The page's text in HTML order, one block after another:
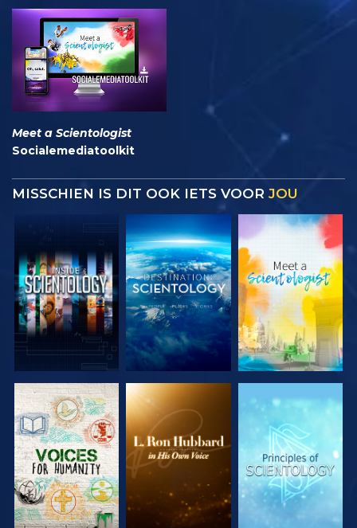
Meet a Scientologist
Socialemediatoolkit
MISSCHIEN IS DIT OOK IETS VOOR JOU
VERKEN DE
SERIE
VERKEN DE
SERIE
VERKEN DE
SERIE